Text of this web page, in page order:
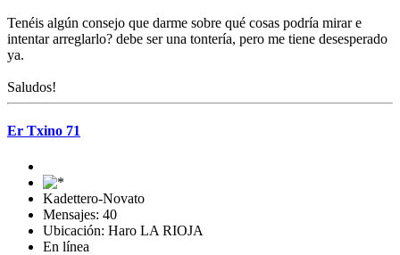
Tenéis algún consejo que darme sobre qué cosas podría mirar e
intentar arreglarlo? debe ser una tontería, pero me tiene desesperado
ya.
Saludos!
Er Txino 71
Kadettero-Novato
Mensajes: 40
Ubicación: Haro LA RIOJA
En línea